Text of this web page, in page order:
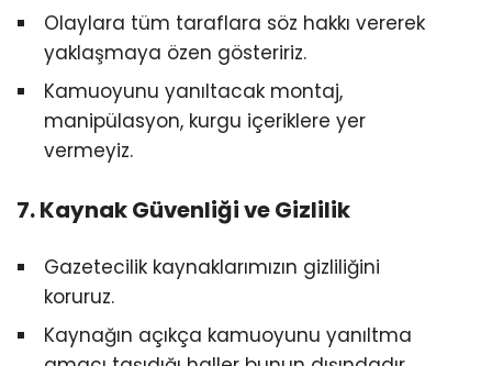
Olaylara tüm taraflara söz hakkı vererek
yaklaşmaya özen gösteririz.
Kamuoyunu yanıltacak montaj,
manipülasyon, kurgu içeriklere yer
vermeyiz.
7. Kaynak Güvenliği ve Gizlilik
Gazetecilik kaynaklarımızın gizliliğini
koruruz.
Kaynağın açıkça kamuoyunu yanıltma